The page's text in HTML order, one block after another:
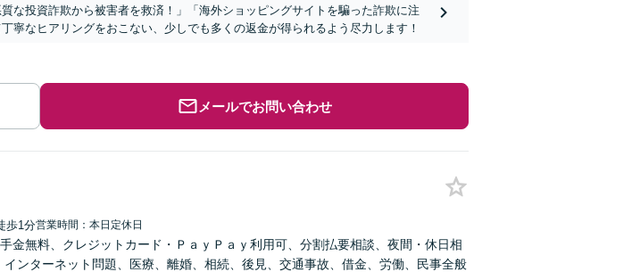
な投資詐欺から被害者を救済！」「海外ショッピングサイトを騙った詐欺に注
寧なヒアリングをおこない、少しでも多くの返金が得られるよう尽力します！
メールでお問い合わせ
歩1分営業時間：本日定休日
金無料、クレジットカード・ＰａｙＰａｙ利用可、分割払要相談、夜間・休日相
ンターネット問題、医療、離婚、相続、後見、交通事故、借金、労働、民事全般